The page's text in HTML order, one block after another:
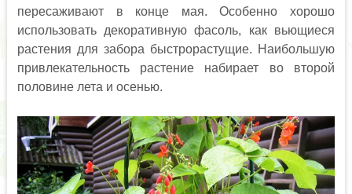
пересаживают в конце мая. Особенно хорошо
использовать декоративную фасоль, как вьющиеся
растения для забора быстрорастущие. Наибольшую
привлекательность растение набирает во второй
половине лета и осенью.